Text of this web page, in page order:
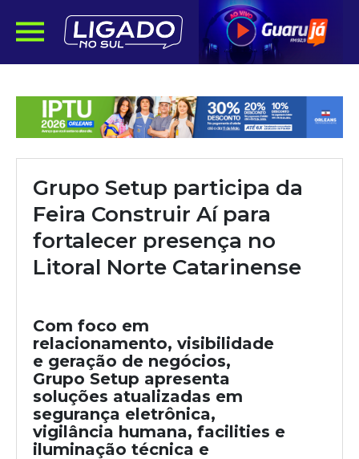
Grupo Setup participa da
Feira Construir Aí para
fortalecer presença no
Litoral Norte Catarinense
Com foco em
relacionamento, visibilidade
e geração de negócios,
Grupo Setup apresenta
soluções atualizadas em
segurança eletrônica,
vigilância humana, facilities e
iluminação técnica e